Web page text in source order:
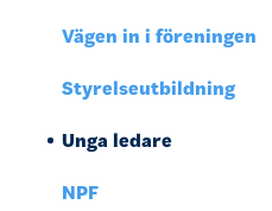
Vägen in i föreningen
Styrelseutbildning
Unga ledare
NPF